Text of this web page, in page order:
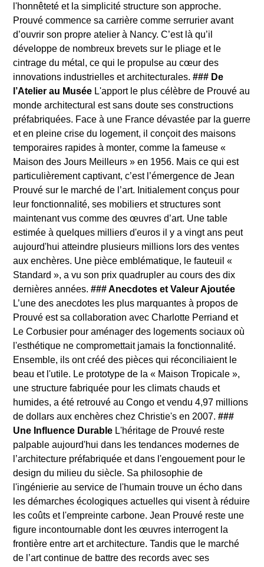
l'honnêteté et la simplicité structure son approche.
Prouvé commence sa carrière comme serrurier avant
d’ouvrir son propre atelier à Nancy. C’est là qu’il
développe de nombreux brevets sur le pliage et le
cintrage du métal, ce qui le propulse au cœur des
innovations industrielles et architecturales.### De
l’Atelier au Musée L'apport le plus célèbre de Prouvé au
monde architectural est sans doute ses constructions
préfabriquées. Face à une France dévastée par la guerre
et en pleine crise du logement, il conçoit des maisons
temporaires rapides à monter, comme la fameuse «
Maison des Jours Meilleurs » en 1956. Mais ce qui est
particulièrement captivant, c’est l’émergence de Jean
Prouvé sur le marché de l’art. Initialement conçus pour
leur fonctionnalité, ses mobiliers et structures sont
maintenant vus comme des œuvres d’art. Une table
estimée à quelques milliers d'euros il y a vingt ans peut
aujourd'hui atteindre plusieurs millions lors des ventes
aux enchères. Une pièce emblématique, le fauteuil «
Standard », a vu son prix quadrupler au cours des dix
dernières années.### Anecdotes et Valeur Ajoutée
L’une des anecdotes les plus marquantes à propos de
Prouvé est sa collaboration avec Charlotte Perriand et
Le Corbusier pour aménager des logements sociaux où
l'esthétique ne compromettait jamais la fonctionnalité.
Ensemble, ils ont créé des pièces qui réconciliaient le
beau et l'utile. Le prototype de la « Maison Tropicale »,
une structure fabriquée pour les climats chauds et
humides, a été retrouvé au Congo et vendu 4,97 millions
de dollars aux enchères chez Christie's en 2007.###
Une Influence Durable L'héritage de Prouvé reste
palpable aujourd'hui dans les tendances modernes de
l’architecture préfabriquée et dans l'engouement pour le
design du milieu du siècle. Sa philosophie de
l'ingénierie au service de l'humain trouve un écho dans
les démarches écologiques actuelles qui visent à réduire
les coûts et l'empreinte carbone. Jean Prouvé reste une
figure incontournable dont les œuvres interrogent la
frontière entre art et architecture. Tandis que le marché
de l’art continue de battre des records avec ses